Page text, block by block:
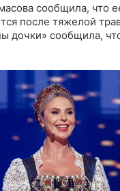
сообщила, что
после тяжелой
дочки» сообщила,